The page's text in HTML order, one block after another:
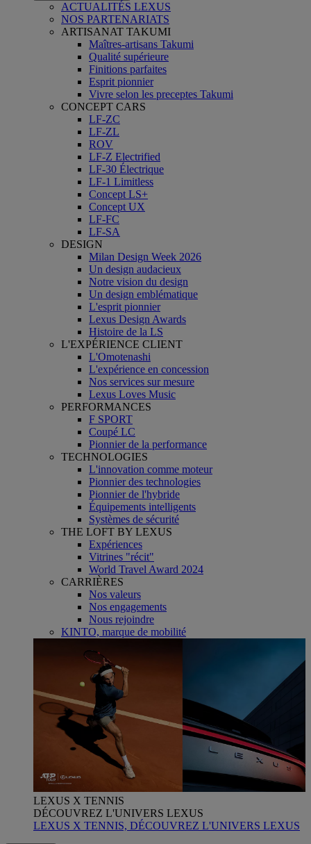
ACTUALITÉS LEXUS
NOS PARTENARIATS
ARTISANAT TAKUMI
Maîtres-artisans Takumi
Qualité supérieure
Finitions parfaites
Esprit pionnier
Vivre selon les preceptes Takumi
CONCEPT CARS
LF-ZC
LF-ZL
ROV
LF-Z Electrified
LF-30 Électrique
LF-1 Limitless
Concept LS+
Concept UX
LF-FC
LF-SA
DESIGN
Milan Design Week 2026
Un design audacieux
Notre vision du design
Un design emblématique
L'esprit pionnier
Lexus Design Awards
Histoire de la LS
L'EXPÉRIENCE CLIENT
L'Omotenashi
L'expérience en concession
Nos services sur mesure
Lexus Loves Music
PERFORMANCES
F SPORT
Coupé LC
Pionnier de la performance
TECHNOLOGIES
L'innovation comme moteur
Pionnier des technologies
Pionnier de l'hybride
Équipements intelligents
Systèmes de sécurité
THE LOFT BY LEXUS
Expériences
Vitrines "récit"
World Travel Award 2024
CARRIÈRES
Nos valeurs
Nos engagements
Nous rejoindre
KINTO, marque de mobilité
LEXUS X TENNIS
DÉCOUVREZ L'UNIVERS LEXUS
LEXUS X TENNIS, DÉCOUVREZ L'UNIVERS LEXUS